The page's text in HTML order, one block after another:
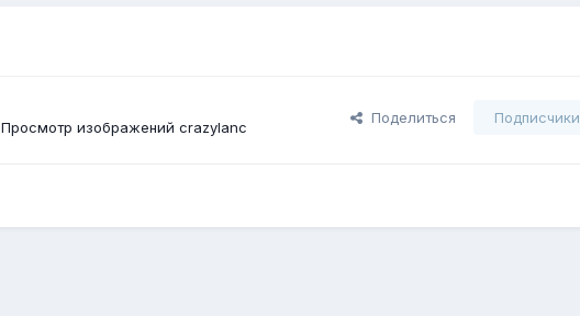
Просмотр изображений crazylanc
Поделиться Подписчики